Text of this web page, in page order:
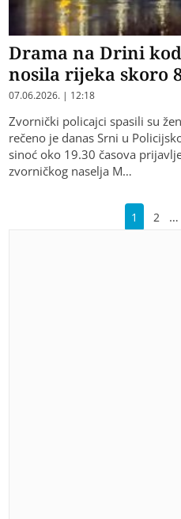
Drama na Drini
nosila rijeka skoro
07.06.2026. | 12:18
Zvornički policajci spasili su
rečeno je danas Srni u
sinoć oko 19.30 časova
zvorničkog naselja M…
1 2 …